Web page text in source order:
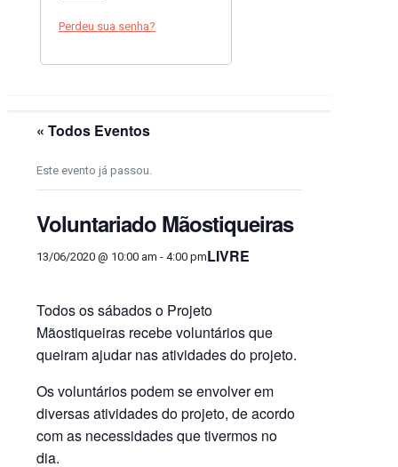
Perdeu sua senha?
« Todos Eventos
Este evento já passou.
Voluntariado Mãostiqueiras
13/06/2020 @ 10:00 am - 4:00 pmLIVRE
Todos os sábados o Projeto
Mãostiqueiras recebe voluntários que
queiram ajudar nas atividades do projeto.
Os voluntários podem se envolver em
diversas atividades do projeto, de acordo
com as necessidades que tivermos no
dia.